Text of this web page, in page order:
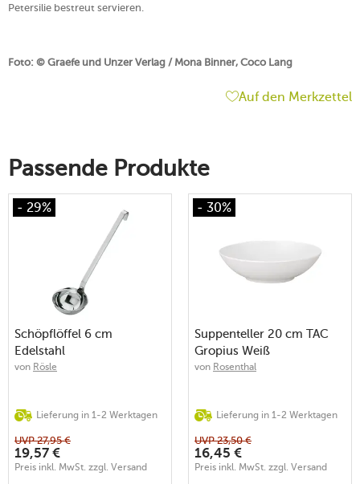
Petersilie bestreut servieren.
Foto: © Graefe und Unzer Verlag / Mona Binner, Coco Lang
Auf den Merkzettel
Passende Produkte
- 29%
Schöpflöffel 6 cm
Edelstahl
von Rösle
Lieferung in 1-2 Werktagen
UVP27,95 €
19,57 €
Preis inkl. MwSt. zzgl. Versand
- 30%
Suppenteller 20 cm TAC
Gropius Weiß
von Rosenthal
Lieferung in 1-2 Werktagen
UVP23,50 €
16,45 €
Preis inkl. MwSt. zzgl. Versand